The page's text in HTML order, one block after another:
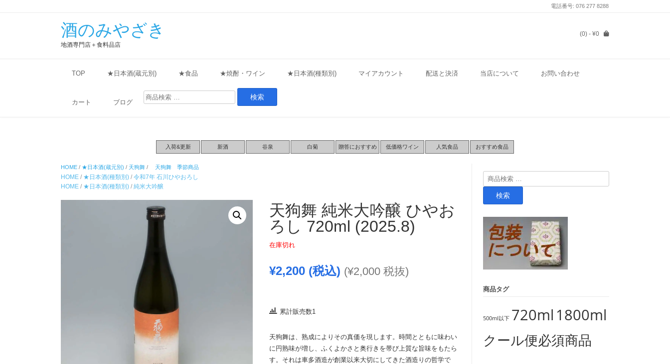
電話番号: 076 277 8288
酒のみやざき
地酒専門店＋食料品店
(0) - ¥0
TOP ★日本酒(蔵元別) ★食品 ★焼酎・ワイン ★日本酒(種類別) マイアカウント 配送と決済 当店について お問い合わせ
カート ブログ
検
索
入荷&更新 新酒 谷泉 白菊 贈答におすすめ 低価格ワイン 人気食品 おすすめ食品
HOME / ★日本酒(蔵元別) / 天狗舞 / 天狗舞 季節商品
HOME / ★日本酒(種類別) / 令和7年 石川ひやおろし
HOME / ★日本酒(種類別) / 純米大吟醸
天狗舞 純米大吟醸 ひやお
ろし 720ml (2025.8)
在庫切れ
¥2,200(税込) (¥2,000税抜)
累計販売数1
天狗舞は、熟成によりその真価を現します。時間とともに味わい
に円熟味が増し、ふくよかさと奥行きを帯び上質な旨味をもたら
す。それは車多酒造が創業以来大切にしてきた酒造りの哲学で
検
索
検索
商品タグ
500ml以下 720ml 1800ml
クール便必須商品